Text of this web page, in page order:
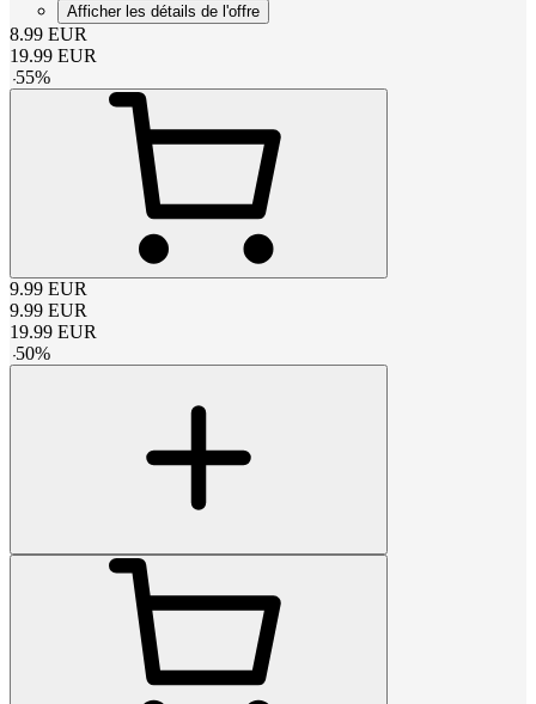
Afficher les détails de l'offre
8.99 EUR
19.99 EUR
-55%
9.99 EUR
9.99 EUR
19.99 EUR
-50%